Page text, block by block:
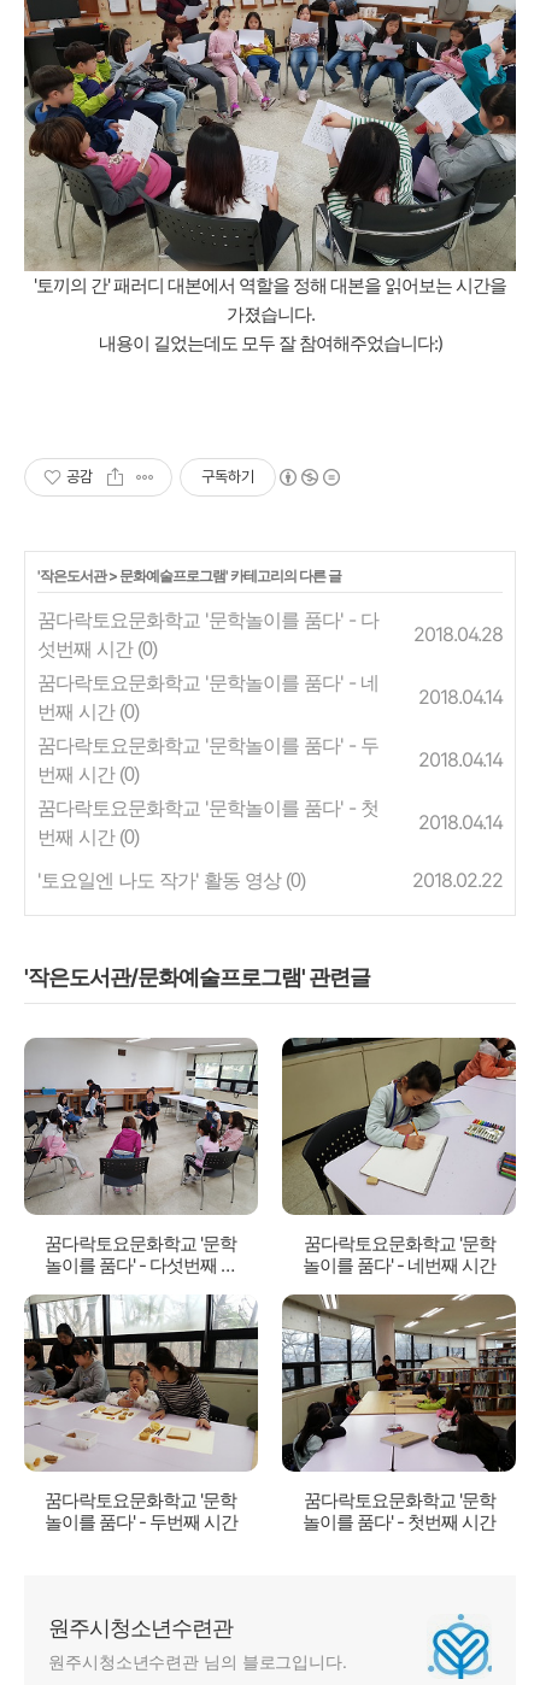
'토끼의 간' 패러디 대본에서 역할을 정해 대본을 읽어보는 시간을
가졌습니다.
내용이 길었는데도 모두 잘 참여해주었습니다:)
공감 구독하기
'작은도서관> 문화예술프로그램' 카테고리의 다른 글
꿈다락토요문화학교 '문학놀이를 품다' - 다
섯번째 시간 (0)
2018.04.28
꿈다락토요문화학교 '문학놀이를 품다' - 네
번째 시간 (0)
2018.04.14
꿈다락토요문화학교 '문학놀이를 품다' - 두
번째 시간 (0)
2018.04.14
꿈다락토요문화학교 '문학놀이를 품다' - 첫
번째 시간 (0)
2018.04.14
'토요일엔 나도 작가' 활동 영상 (0) 2018.02.22
'작은도서관/문화예술프로그램' 관련글
꿈다락토요문화학교 '문학
놀이를 품다' - 다섯번째 시
꿈다락토요문화학교 '문학
놀이를 품다' - 네번째 시간
꿈다락토요문화학교 '문학
놀이를 품다' - 두번째 시간
꿈다락토요문화학교 '문학
놀이를 품다' - 첫번째 시간
원주시청소년수련관
원주시청소년수련관 님의 블로그입니다.